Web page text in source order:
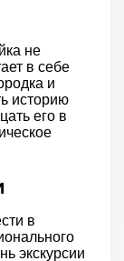
не
в себе
и
историю
его в
в
экскурсии